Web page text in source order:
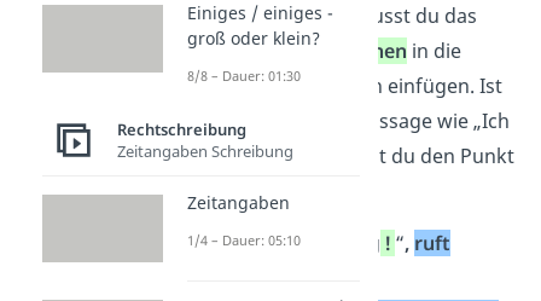
Ausrufist, dann musst du das
passendeSatzzeichen in die
Anführungszeichen einfügen. Ist
es eine einfache Aussage wie „Ich
komme“, dann lässt du den Punkt
weg.
„Essen ist fertig ! “, ruft
Einiges / einiges -
groß oder klein?
8/8 – Dauer: 01:30
Rechtschreibung
Zeitangaben Schreibung
Zeitangaben
1/4 – Dauer: 05:10